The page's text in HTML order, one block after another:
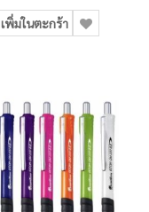
เพิ่มในตะกร้า